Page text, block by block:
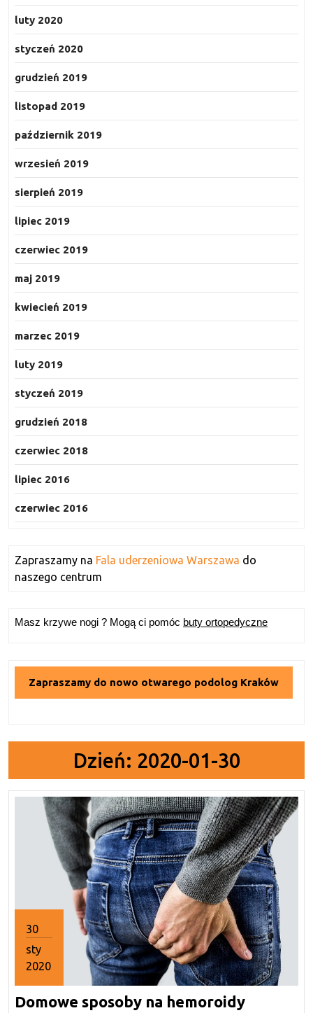
luty 2020
styczeń 2020
grudzień 2019
listopad 2019
październik 2019
wrzesień 2019
sierpień 2019
lipiec 2019
czerwiec 2019
maj 2019
kwiecień 2019
marzec 2019
luty 2019
styczeń 2019
grudzień 2018
czerwiec 2018
lipiec 2016
czerwiec 2016
Zapraszamy na Fala uderzeniowa Warszawa do
naszego centrum
Masz krzywe nogi ? Mogą ci pomóc buty ortopedyczne
Zapraszamy do nowo otwarego podolog Kraków
Dzień: 2020-01-30
30
sty
2020
stycznia
Domowe sposoby na hemoroidy